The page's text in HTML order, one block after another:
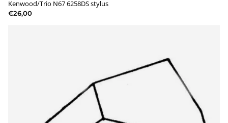
Kenwood/Trio N67 6258DS stylus
€26,00